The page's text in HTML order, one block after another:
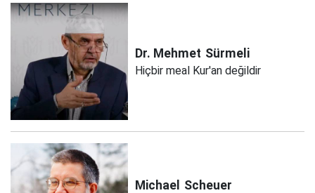
Dr. Mehmet Sürmeli
Hiçbir meal Kur'an değildir
Michael Scheuer